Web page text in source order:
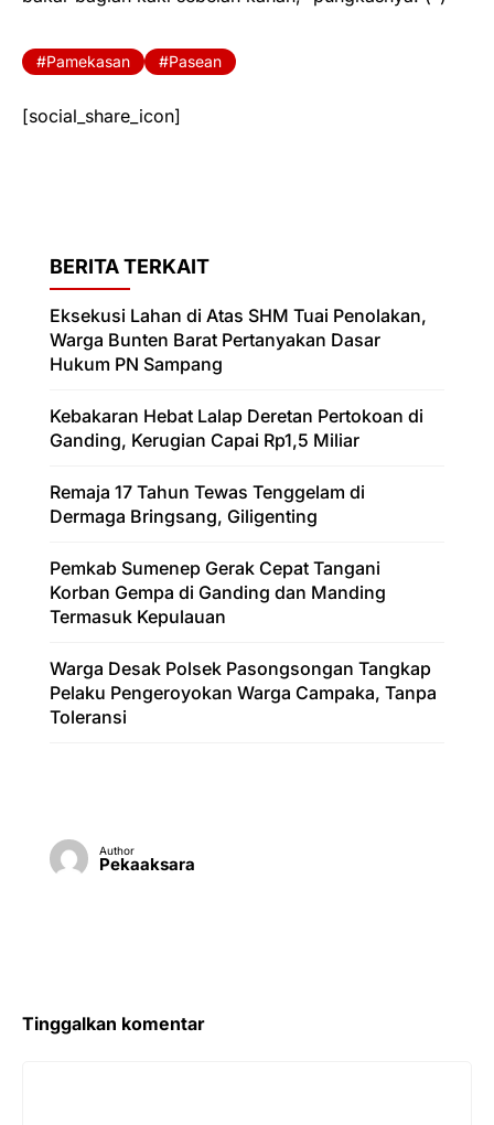
Pamekasan Pasean
[social_share_icon]
BERITA TERKAIT
Eksekusi Lahan di Atas SHM Tuai Penolakan,
Warga Bunten Barat Pertanyakan Dasar
Hukum PN Sampang
Kebakaran Hebat Lalap Deretan Pertokoan di
Ganding, Kerugian Capai Rp1,5 Miliar
Remaja 17 Tahun Tewas Tenggelam di
Dermaga Bringsang, Giligenting
Pemkab Sumenep Gerak Cepat Tangani
Korban Gempa di Ganding dan Manding
Termasuk Kepulauan
Warga Desak Polsek Pasongsongan Tangkap
Pelaku Pengeroyokan Warga Campaka, Tanpa
Toleransi
Author
Pekaaksara
Tinggalkan komentar